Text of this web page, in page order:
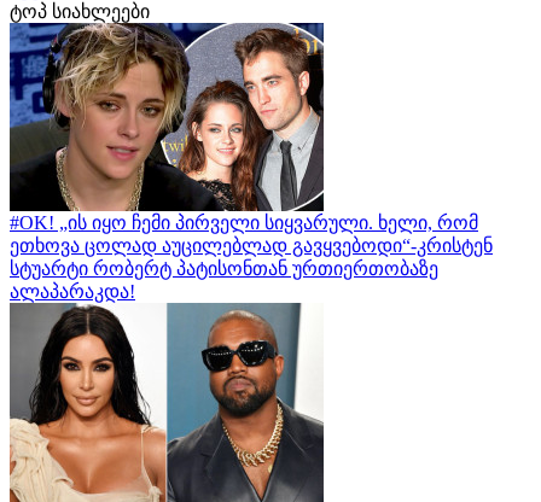
ტოპ სიახლეები
#OK! „ის იყო ჩემი პირველი სიყვარული. ხელი, რომ
ეთხოვა ცოლად აუცილებლად გავყვებოდი“-კრისტენ
სტუარტი რობერტ პატისონთან ურთიერთობაზე
ალაპარაკდა!